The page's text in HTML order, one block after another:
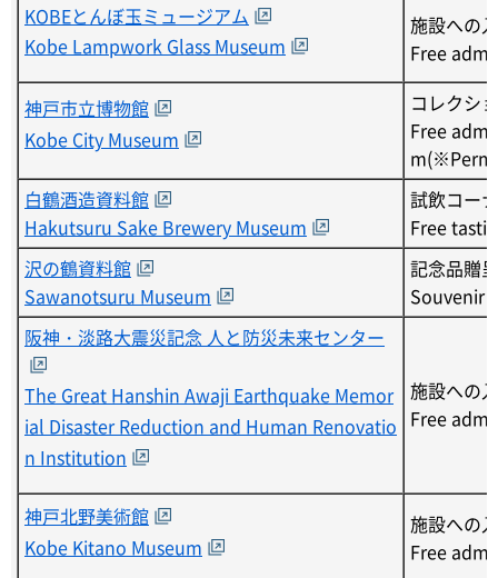
KOBEとんぼ玉ミュージアム
Kobe Lampwork Glass Museum
施設への
Free
神戸市立博物館
Kobe City Museum
コレクシ
Free
白鶴酒造資料館
Hakutsuru Sake Brewery Museum
試飲コー
Free
沢の鶴資料館
Sawanotsuru Museum
記念品贈呈
Souvenir
阪神・淡路大震災記念 人と防災未来センター
The Great Hanshin Awaji Earthquake Memor
ial Disaster Reduction and Human Renovatio
n Institution
施設への
Free
神戸北野美術館
Kobe Kitano Museum
施設への
Free